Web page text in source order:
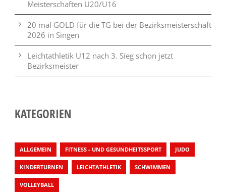
Meisterschaften U20/U16
20 mal GOLD für die TG bei der Bezirksmeisterschaft
2026 in Singen
Leichtathletik U12 nach 3. Sieg schon jetzt
Bezirksmeister
KATEGORIEN
ALLGEMEIN FITNESS - UND GESUNDHEITSSPORT JUDO
KINDERTURNEN LEICHTATHLETIK SCHWIMMEN
VOLLEYBALL